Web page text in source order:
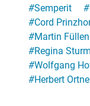
#Semperit #
#Cord
#Martin
#Regina
#Wolfgang
#Herbert